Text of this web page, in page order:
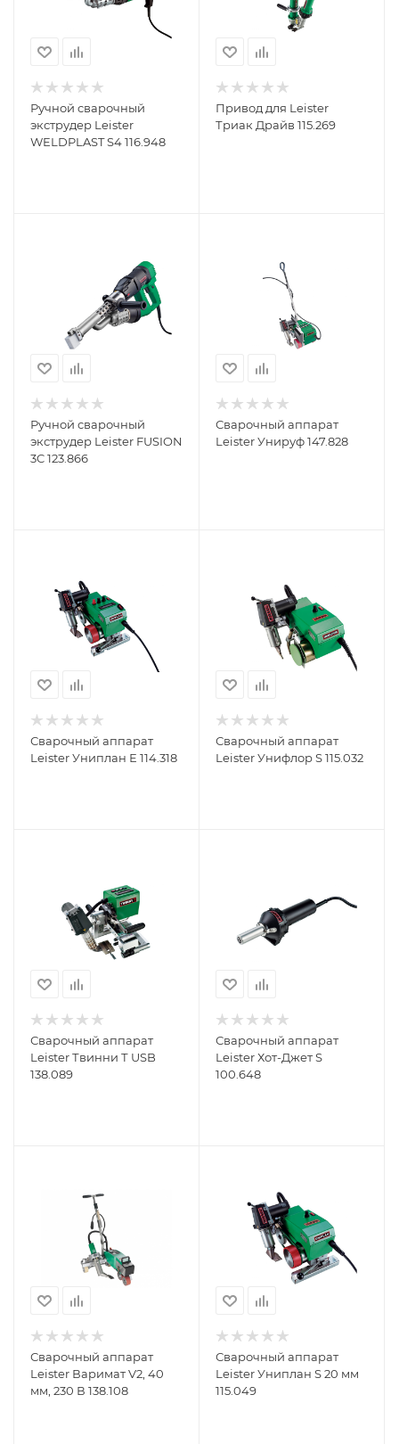
Ручной сварочный
экструдер Leister
WELDPLAST S4 116.948
Привод для Leister
Триак Драйв 115.269
Ручной сварочный
экструдер Leister FUSION
3C 123.866
Сварочный аппарат
Leister Унируф 147.828
Сварочный аппарат
Leister Униплан Е 114.318
Сварочный аппарат
Leister Унифлор S 115.032
Сварочный аппарат
Leister Твинни Т USB
138.089
Сварочный аппарат
Leister Хот-Джет S
100.648
Сварочный аппарат
Leister Варимат V2, 40
мм, 230 В 138.108
Сварочный аппарат
Leister Униплан S 20 мм
115.049